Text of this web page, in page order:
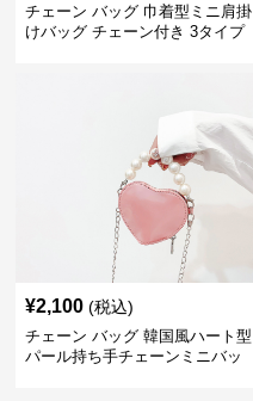
チェーン バッグ 巾着型ミニ肩掛
けバッグ チェーン付き 3タイプ
¥2,100 (税込)
チェーン バッグ 韓国風ハート型
パール持ち手チェーンミニバッ